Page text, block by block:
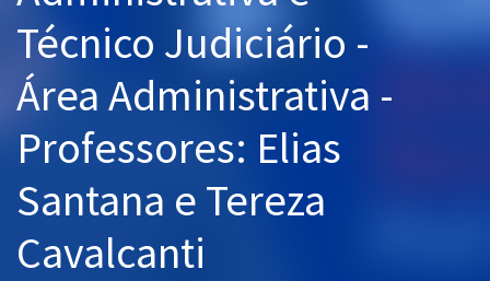
Conteúdo gratuito
Aprovados
Técnico Judiciário -
Área Administrativa -
Professores: Elias
Santana e Tereza
Cavalcanti